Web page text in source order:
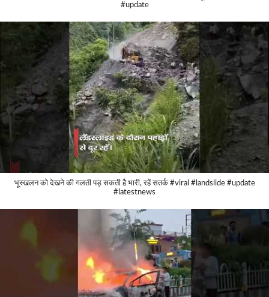
#update
भूस्खलन को देखने की गलती पड़ सकती है भारी, रहें सतर्क #viral #landslide #update
#latestnews